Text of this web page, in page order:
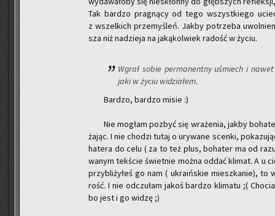
Tak bar­dzo pra­gną­cy od tego wszyst­kie­go
z wszel­kich prze­my­śleń. Jakby po­trze­ba
sza niż na­dzie­ja na ja­ką­kol­wiek ra­dość w życiu.
Wgrał sobie per­ma­nent­ny uśmiech i
jaki w życiu wi­dzia­łem.
Bar­dzo, bar­dzo misie :)
Nie mo­głam po­zbyć się wra­że­nia, jakby
ża­jąc. I nie cho­dzi tutaj o ury­wa­ne scen­ki,
ha­te­ra do celu ( za to też plus, bo­ha­ter ma od
wa­nym tek­ście świet­nie można oddać kli­mat. A u
przy­bli­ży­łeś go nam ( ukra­iń­skie miesz­ka­nie),
rość. I nie od­czu­łam jakoś bar­dzo kli­ma­tu ;(
bo jest i go widzę ;)